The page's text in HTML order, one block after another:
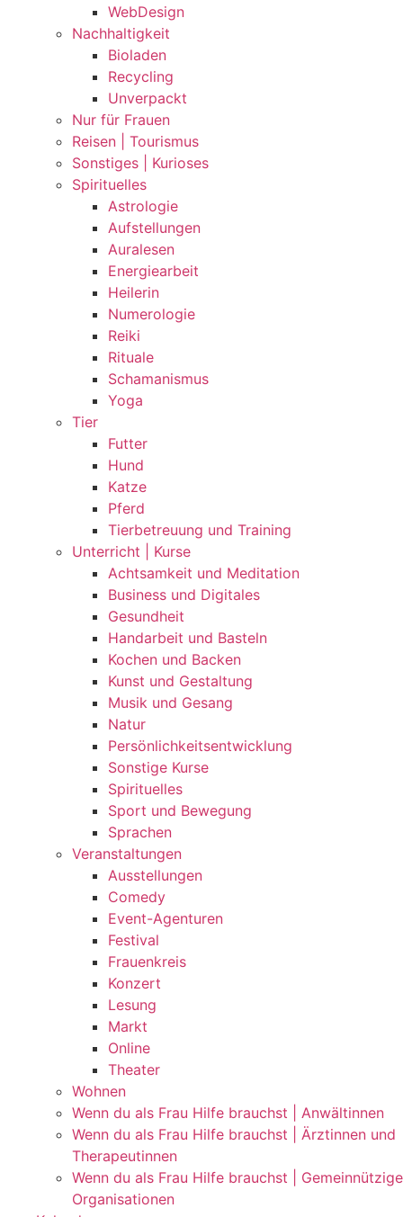
WebDesign
Nachhaltigkeit
Bioladen
Recycling
Unverpackt
Nur für Frauen
Reisen | Tourismus
Sonstiges | Kurioses
Spirituelles
Astrologie
Aufstellungen
Auralesen
Energiearbeit
Heilerin
Numerologie
Reiki
Rituale
Schamanismus
Yoga
Tier
Futter
Hund
Katze
Pferd
Tierbetreuung und Training
Unterricht | Kurse
Achtsamkeit und Meditation
Business und Digitales
Gesundheit
Handarbeit und Basteln
Kochen und Backen
Kunst und Gestaltung
Musik und Gesang
Natur
Persönlichkeitsentwicklung
Sonstige Kurse
Spirituelles
Sport und Bewegung
Sprachen
Veranstaltungen
Ausstellungen
Comedy
Event-Agenturen
Festival
Frauenkreis
Konzert
Lesung
Markt
Online
Theater
Wohnen
Wenn du als Frau Hilfe brauchst | Anwältinnen
Wenn du als Frau Hilfe brauchst | Ärztinnen und
Therapeutinnen
Wenn du als Frau Hilfe brauchst | Gemeinnützige
Organisationen